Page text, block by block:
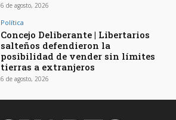
6 de agosto, 2026
Política
Concejo Deliberante | Libertarios
salteños defendieron la
posibilidad de vender sin límites
tierras a extranjeros
6 de agosto, 2026